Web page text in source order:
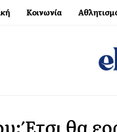
Κοινωνία
Έτσι θα